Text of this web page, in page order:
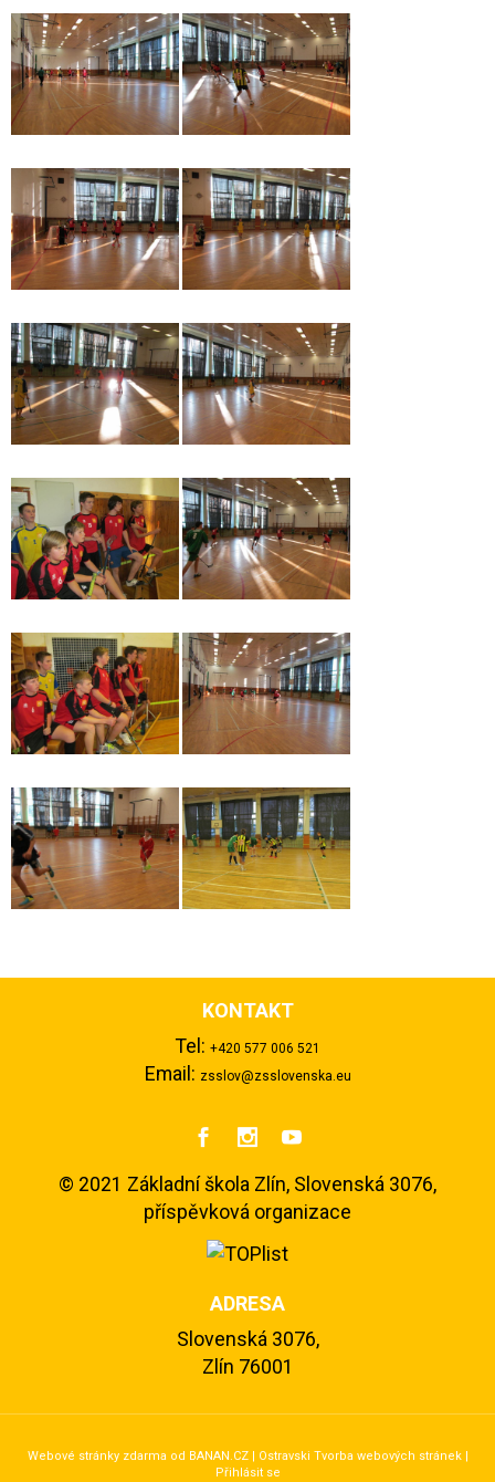
KONTAKT
Tel: +420 577 006 521
Email: zsslov@zsslovenska.eu
  
© 2021 Základní škola Zlín, Slovenská 3076,
příspěvková organizace
ADRESA
Slovenská 3076,
Zlín 76001
Webové stránky zdarma od BANAN.CZ| Ostravski Tvorba webových stránek
Přihlásit se